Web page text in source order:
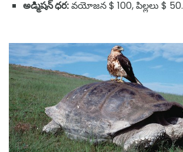
అడ్మిషన్ ధర:వయోజన $ 100, పిల్లలు $ 50.